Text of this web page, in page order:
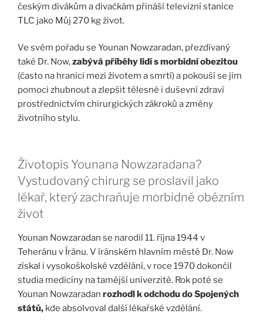
českým divákům a divačkám přináší televizní stanice
TLC jako Můj 270 kg život.
Ve svém pořadu se Younan Nowzaradan, přezdívaný
také Dr. Now,zabývá příběhy lidí s morbidní obezitou
(často na hranici mezi životem a smrtí) a pokouší se jim
pomoci zhubnout a zlepšit tělesné i duševní zdraví
prostřednictvím chirurgických zákroků a změny
životního stylu.
Životopis Younana Nowzaradana?
Vystudovaný chirurg se proslavil jako
lékař, který zachraňuje morbidně obézním
život
Younan Nowzaradan se narodil 11. října 1944 v
Teheránu v Íránu. V íránském hlavním městě Dr. Now
získal i vysokoškolské vzdělání, v roce 1970 dokončil
studia medicíny na tamější univerzitě. Rok poté se
Younan Nowzaradan rozhodl k odchodu do Spojených
států, kde absolvoval další lékařské vzdělání.